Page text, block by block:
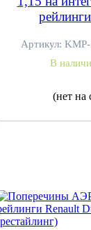
Артикул:
В
(нет на